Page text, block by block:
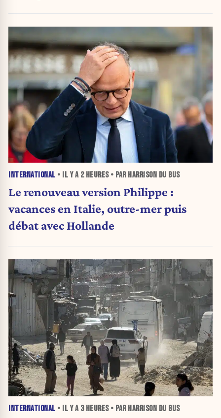
INTERNATIONAL • IL Y A 2 HEURES• PAR HARRISON DU BUS
Le renouveau version Philippe :
vacances en Italie, outre-mer puis
débat avec Hollande
INTERNATIONAL • IL Y A 3 HEURES• PAR HARRISON DU BUS